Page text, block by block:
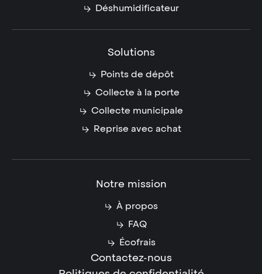
Déshumidificateur
Solutions
Points de dépôt
Collecte à la porte
Collecte municipale
Reprise avec achat
Notre mission
À propos
FAQ
Écofrais
Contactez-nous